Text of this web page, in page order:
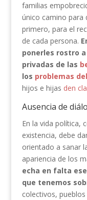
familias
único camino para
primero, para el
de cada persona.
ponerles rostro
privadas de las
los problemas
hijos e hijas den
Ausencia de
En la vida política,
existencia, debe
orientado a sanar
apariencia de los
echa en falta
que tenemos
colectivos,